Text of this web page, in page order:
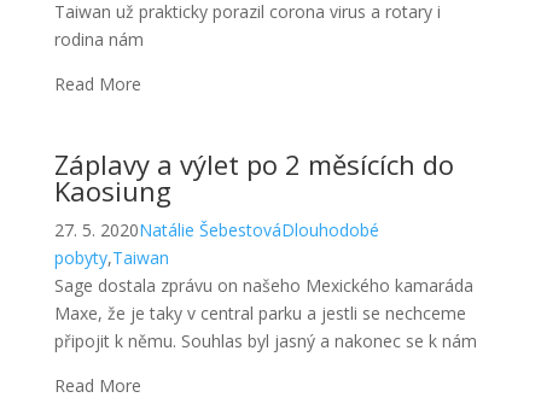
Taiwan už prakticky porazil corona virus a rotary i
rodina nám
Read More
Záplavy a výlet po 2 měsících do
Kaosiung
27. 5. 2020Natálie ŠebestováDlouhodobé
pobyty,Taiwan
Sage dostala zprávu on našeho Mexického kamaráda
Maxe, že je taky v central parku a jestli se nechceme
připojit k němu. Souhlas byl jasný a nakonec se k nám
Read More